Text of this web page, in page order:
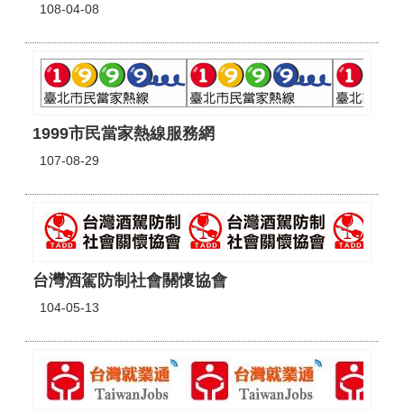
108-04-08
1999市民當家熱線服務網
107-08-29
台灣酒駕防制社會關懷協會
104-05-13